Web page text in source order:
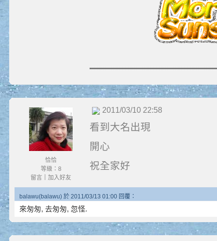
恰恰
等級：8
留言
加入好友
2011/03/10 22:58
看到大名出現
開心
祝全家好
balawu(balawu) 於 2011/03/13 01:00 回覆：
來匆匆, 去匆匆, 忽怪.